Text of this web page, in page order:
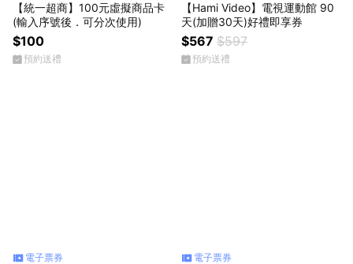
【統一超商】100元虛擬商品卡
(輸入序號後．可分次使用)
$100
預約送禮
【Hami Video】電視運動館 90
天(加贈30天)好禮即享券
$567 $597
預約送禮
電子票券 電子票券